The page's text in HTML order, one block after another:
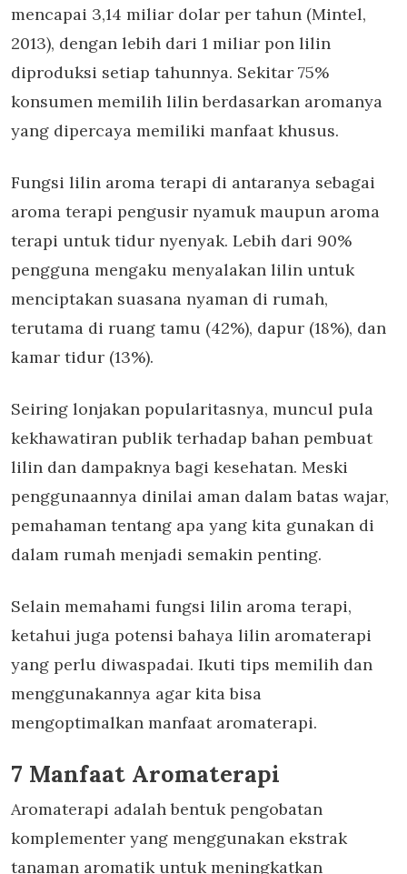
mencapai 3,14 miliar dolar per tahun (Mintel,
2013), dengan lebih dari 1 miliar pon lilin
diproduksi setiap tahunnya. Sekitar 75%
konsumen memilih lilin berdasarkan aromanya
yang dipercaya memiliki manfaat khusus.
Fungsi lilin aroma terapi di antaranya sebagai
aroma terapi pengusir nyamukmaupun aroma
terapi untuk tidur nyenyak. Lebih dari 90%
pengguna mengaku menyalakan lilin untuk
menciptakan suasana nyaman di rumah,
terutama di ruang tamu (42%), dapur (18%), dan
kamar tidur (13%).
Seiring lonjakan popularitasnya, muncul pula
kekhawatiran publik terhadap bahan pembuat
lilin dan dampaknya bagi kesehatan. Meski
penggunaannya dinilai aman dalam batas wajar,
pemahaman tentang apa yang kita gunakan di
dalam rumah menjadi semakin penting.
Selain memahami fungsi lilin aroma terapi,
ketahui juga potensi bahaya lilin aromaterapi
yang perlu diwaspadai. Ikuti tips memilih dan
menggunakannya agar kita bisa
mengoptimalkan manfaat aromaterapi.
7 Manfaat Aromaterapi
Aromaterapi adalah bentuk pengobatan
komplementer yang menggunakan ekstrak
tanaman aromatik untuk meningkatkan